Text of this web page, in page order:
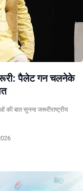
पैलेट गन चलनेके
की बात सुनना जरूरीराष्ट्रीय